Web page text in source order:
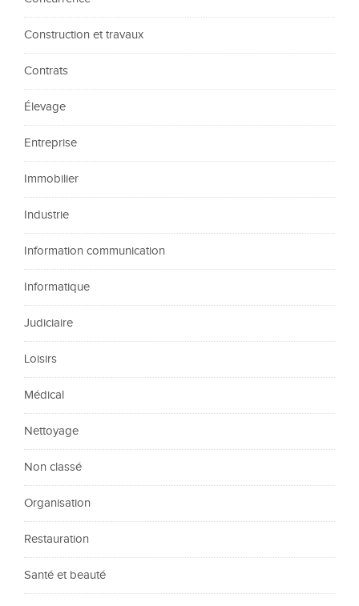
Construction et travaux
Contrats
Élevage
Entreprise
Immobilier
Industrie
Information communication
Informatique
Judiciaire
Loisirs
Médical
Nettoyage
Non classé
Organisation
Restauration
Santé et beauté